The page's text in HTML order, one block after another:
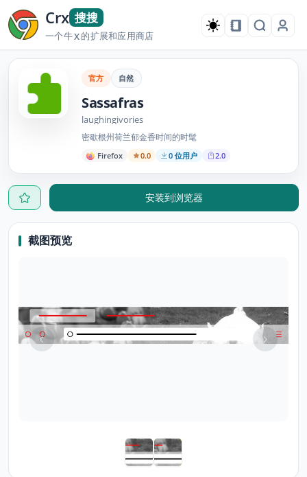
Crx 搜搜
一个牛X的扩展和应用商店
官方 自然
Sassafras
laughingivories
密歇根州荷兰郁金香时间的时髦
Firefox 0.0 0 位用户 2.0
安装到浏览器
截图预览